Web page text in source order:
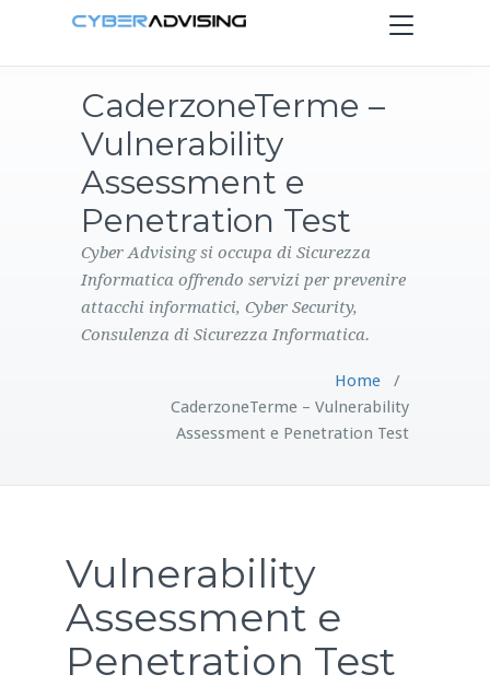
Toggle
navigation
PRODOTTI
CONTATTI
CaderzoneTerme –
Vulnerability
Assessment e
Penetration Test
Cyber Advising si occupa di Sicurezza
Informatica offrendo servizi per prevenire
attacchi informatici, Cyber Security,
Consulenza di Sicurezza Informatica.
Home/
CaderzoneTerme – Vulnerability
Assessment e Penetration Test
Vulnerability
Assessment e
Penetration Test